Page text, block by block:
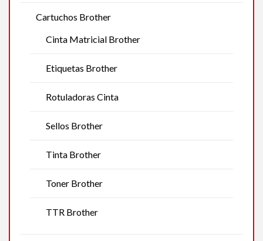
Cartuchos Brother
Cinta Matricial Brother
Etiquetas Brother
Rotuladoras Cinta
Sellos Brother
Tinta Brother
Toner Brother
TTR Brother